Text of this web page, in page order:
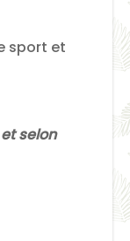
sport et
selon